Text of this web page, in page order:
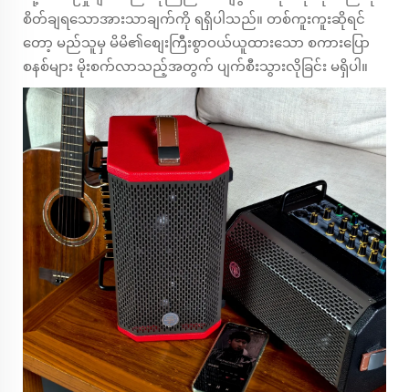
စိတ်ချရသောအားသာချက်ကို ရရှိပါသည်။ တစ်ကူးကူးဆိုရင်
တော့ မည်သူမှ မိမိ၏စျေးကြီးစွာဝယ်ယူထားသော စကားပြော
စနစ်များ မိုးစက်လာသည့်အတွက် ပျက်စီးသွားလိုခြင်း မရှိပါ။